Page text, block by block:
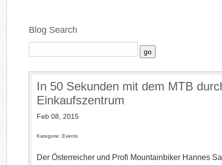
Blog Search
In 50 Sekunden mit dem MTB
Einkaufszentrum
Feb 08, 2015
Kategorie: Events
Der Österreicher und Profi Mountainbiker Hannes